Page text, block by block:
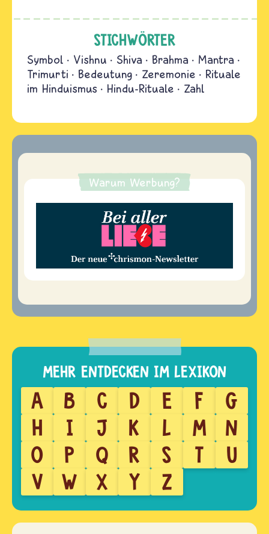
STICHWÖRTER
Symbol Vishnu Shiva Brahma
Mantra
Trimurti
Bedeutung Zeremonie
Rituale
im Hinduismus
Hindu-Rituale Zahl
Warum Werbung?
A B C D E F
G
H
I J K L M
N
O
P Q R S T
U
V
W X Y Z